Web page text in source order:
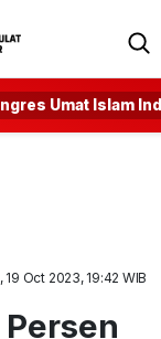
Umat Islam
19 Oct 2023, 19:42 WIB